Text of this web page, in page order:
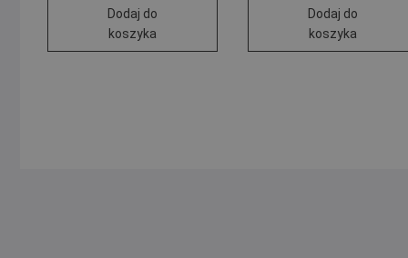
Dodaj do
koszyka
Dodaj do
koszyka